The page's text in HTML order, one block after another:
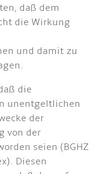
daß dem
die Wirkung
und damit zu
die
unentgeltlichen
der
von der
seien (BGHZ
Diesen